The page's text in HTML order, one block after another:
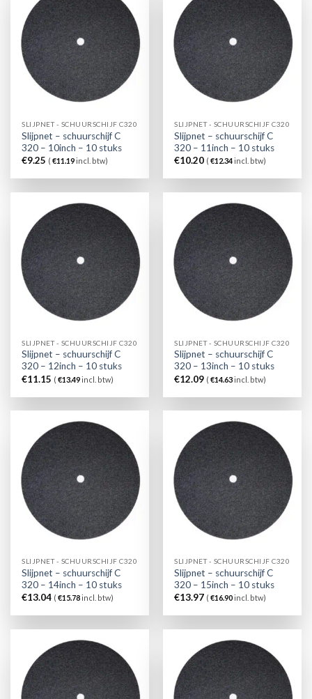
SLIJPNET - SCHUURSCHIJF C320
Slijpnet – schuurschijf C
320 – 10inch – 10 stuks
€9.25 (€11.19incl. btw)
SLIJPNET - SCHUURSCHIJF C320
Slijpnet – schuurschijf C
320 – 11inch – 10 stuks
€10.20 (€12.34incl. btw)
SLIJPNET - SCHUURSCHIJF C320
Slijpnet – schuurschijf C
320 – 12inch – 10 stuks
€11.15 (€13.49incl. btw)
SLIJPNET - SCHUURSCHIJF C320
Slijpnet – schuurschijf C
320 – 13inch – 10 stuks
€12.09 (€14.63incl. btw)
SLIJPNET - SCHUURSCHIJF C320
Slijpnet – schuurschijf C
320 – 14inch – 10 stuks
€13.04 (€15.78incl. btw)
SLIJPNET - SCHUURSCHIJF C320
Slijpnet – schuurschijf C
320 – 15inch – 10 stuks
€13.97 (€16.90incl. btw)